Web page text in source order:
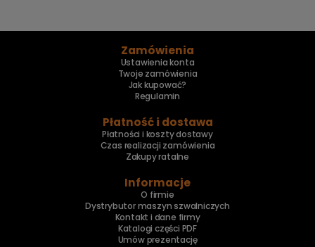
Zamówienia
Ustawienia konta
Twoje zamówienia
Jak kupować?
Regulamin
Płatność i dostawa
Płatności i koszty dostawy
Czas realizacji zamówienia
Zakupy ratalne
Informacje
O firmie
Dystrybutor maszyn szwalniczych
Kontakt i dane firmy
Katalogi części PDF
Umów prezentację